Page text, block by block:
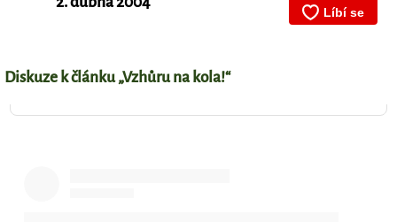
Diskuze k článku „Vzhůru na kola!“